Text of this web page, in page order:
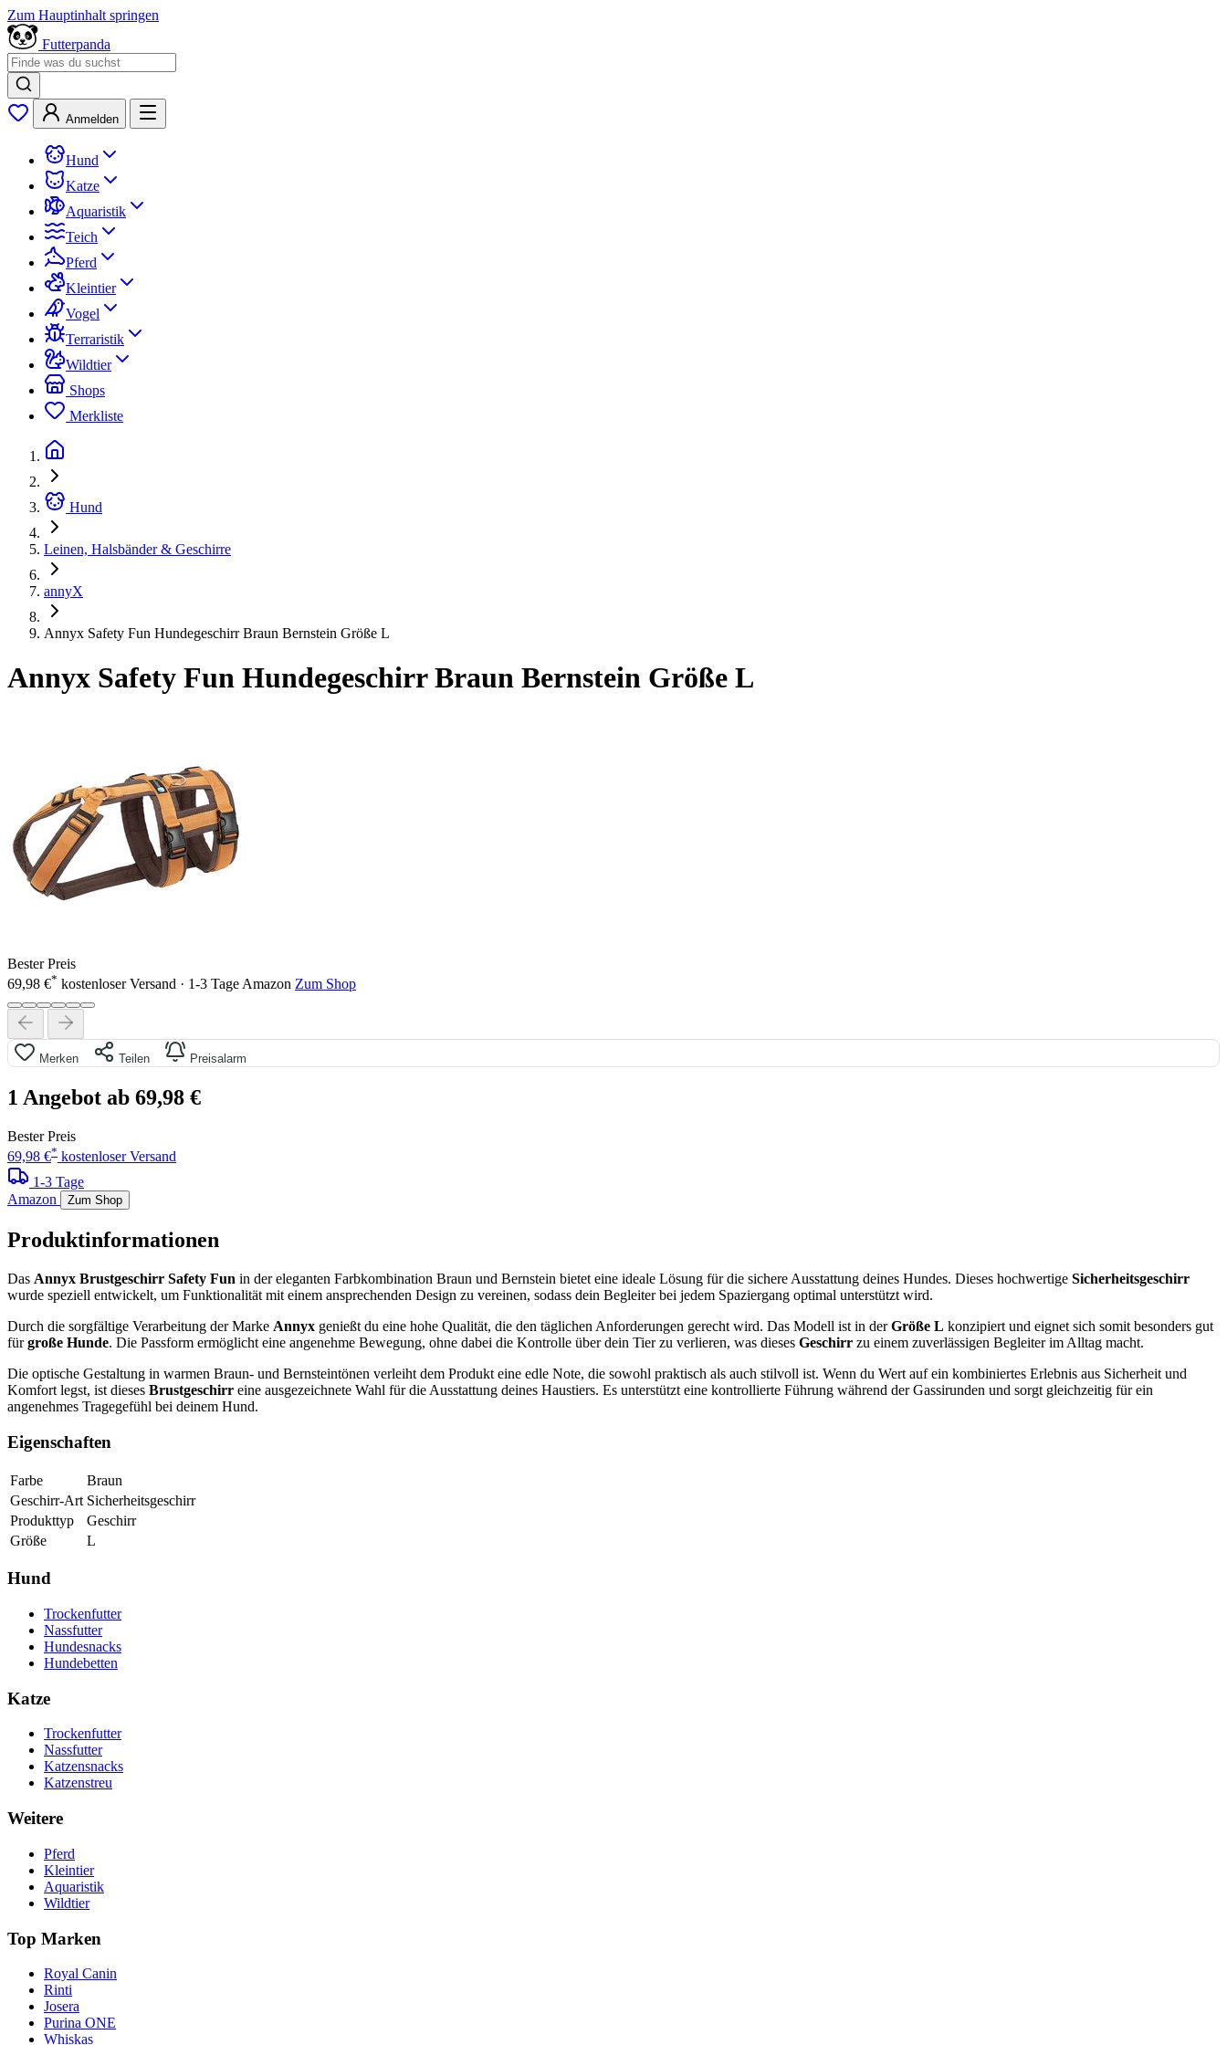
Zum Hauptinhalt springen
Futterpanda
Anmelden
Hund
Katze
Aquaristik
Teich
Pferd
Kleintier
Vogel
Terraristik
Wildtier
Shops
Merkliste
Hund
Leinen, Halsbänder & Geschirre
annyX
Annyx Safety Fun Hundegeschirr Braun Bernstein Größe L
Annyx Safety Fun Hundegeschirr Braun Bernstein Größe L
Bester Preis
69,98 €* kostenloser Versand · 1-3 Tage Amazon Zum Shop
Merken Teilen Preisalarm
1 Angebot ab 69,98 €
Bester Preis
69,98 €* kostenloser Versand
1-3 Tage
Amazon
Zum Shop
Produktinformationen
Das Annyx Brustgeschirr Safety Fun in der eleganten Farbkombination Braun und Bernstein bietet eine ideale Lösung für die sichere Ausstattung deines Hundes. Dieses hochwertige Sicherheitsgeschirr
wurde speziell entwickelt, um Funktionalität mit einem ansprechenden Design zu vereinen, sodass dein Begleiter bei jedem Spaziergang optimal unterstützt wird.
Durch die sorgfältige Verarbeitung der Marke Annyx genießt du eine hohe Qualität, die den täglichen Anforderungen gerecht wird. Das Modell ist in derGröße L konzipiert und eignet sich somit besonders gut
fürgroße Hunde. Die Passform ermöglicht eine angenehme Bewegung, ohne dabei die Kontrolle über dein Tier zu verlieren, was dieses Geschirr zu einem zuverlässigen Begleiter im Alltag macht.
Die optische Gestaltung in warmen Braun- und Bernsteintönen verleiht dem Produkt eine edle Note, die sowohl praktisch als auch stilvoll ist. Wenn du Wert auf ein kombiniertes Erlebnis aus Sicherheit und
Komfort legst, ist dieses Brustgeschirr eine ausgezeichnete Wahl für die Ausstattung deines Haustiers. Es unterstützt eine kontrollierte Führung während der Gassirunden und sorgt gleichzeitig für ein
angenehmes Tragegefühl bei deinem Hund.
Eigenschaften
Farbe
Braun
Geschirr-Art Sicherheitsgeschirr
Produkttyp
Geschirr
Größe
L
Hund
Trockenfutter
Nassfutter
Hundesnacks
Hundebetten
Katze
Trockenfutter
Nassfutter
Katzensnacks
Katzenstreu
Weitere
Pferd
Kleintier
Aquaristik
Wildtier
Top Marken
Royal Canin
Rinti
Josera
Purina ONE
Whiskas